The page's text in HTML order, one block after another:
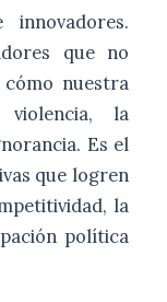
que no
cómo nuestra
la
Es el
que logren
la
política